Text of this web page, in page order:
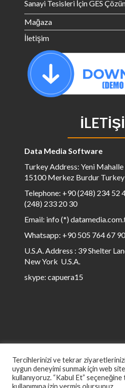
Sanayi Tesisleri İçin GES
Mağaza
İletişim
Data Media Software
Turkey Address: Yeni
15100 Merkez Burdur Turkey
Telephone: +90 (248) 234 52
(248) 233 20 30
Email: info (*)
Whatsapp: +90 505 764 67 90
U.S.A. Address : 39 Shelter
New York U.S.A.
skype: capuera15
Tercihlerinizi ve tekrar
uygun deneyimi sunmak için web
kullanıyoruz. “Kabul Et”
kullanımına izin vermiş olursunuz.